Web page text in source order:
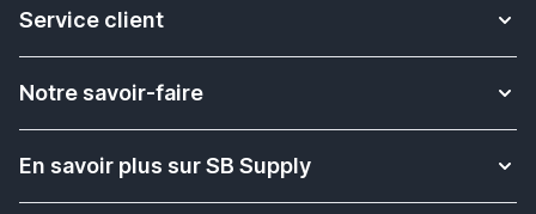
Service client
Contact
Retour & Échange
Notre savoir-faire
Plus d'informations sur les bracelets Apple Watch
En savoir plus sur SB Supply